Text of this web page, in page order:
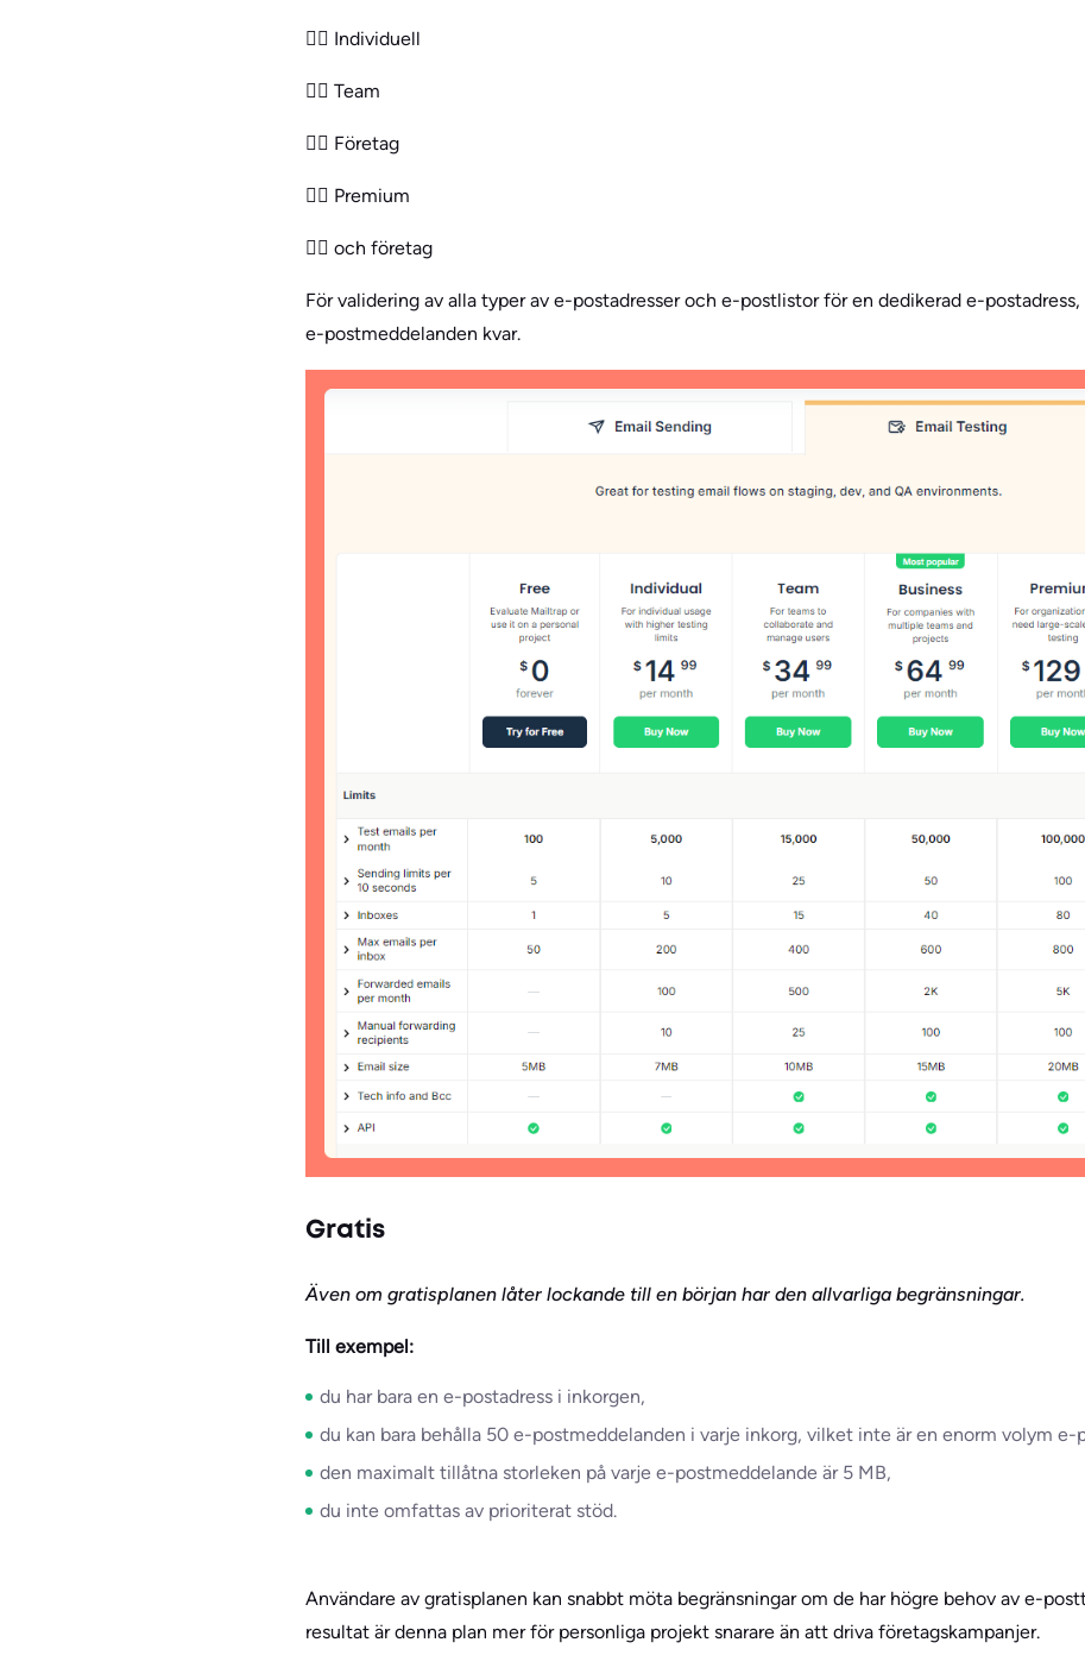
👉🏻 Individuell
👉🏻 Team
👉🏻 Företag
👉🏻 Premium
👉🏻 och företag
För validering av alla typer av e-postadresser och e-postlistor för en dedikerad e-
e-postmeddelanden kvar.
Gratis
Även om gratisplanen låter lockande till en början har den allvarliga begränsningar.
Till exempel:
du har bara en e-postadress i inkorgen,
du kan bara behålla 50 e-postmeddelanden i varje inkorg, vilket inte är en enorm volym e-
den maximalt tillåtna storleken på varje e-postmeddelande är 5 MB,
du inte omfattas av prioriterat stöd.
Användare av gratisplanen kan snabbt möta begränsningar om de har högre behov av e-
resultat är denna plan mer för personliga projekt snarare än att driva företagskampanjer.